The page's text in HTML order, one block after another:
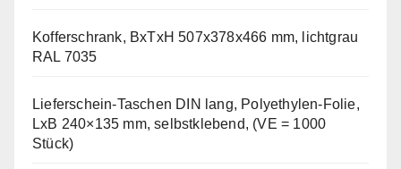
Kofferschrank, BxTxH 507x378x466 mm, lichtgrau
RAL 7035
Lieferschein-Taschen DIN lang, Polyethylen-Folie,
LxB 240×135 mm, selbstklebend, (VE = 1000
Stück)